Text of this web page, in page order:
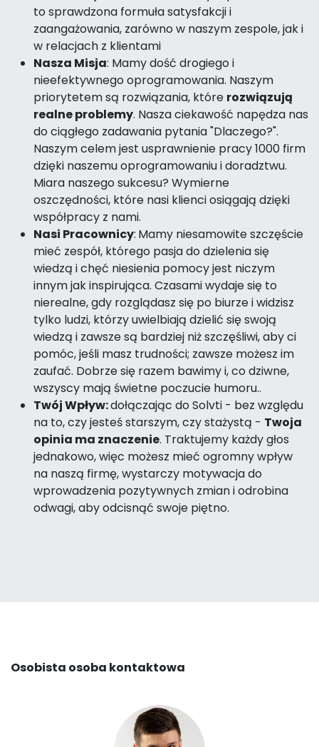
to sprawdzona formuła satysfakcji i
zaangażowania, zarówno w naszym zespole, jak i
w relacjach z klientami
Nasza Misja: Mamy dość drogiego i
nieefektywnego oprogramowania. Naszym
priorytetem są rozwiązania, które rozwiązują
realne problemy. Nasza ciekawość napędza nas
do ciągłego zadawania pytania "Dlaczego?".
Naszym celem jest usprawnienie pracy 1000 firm
dzięki naszemu oprogramowaniu i doradztwu.
Miara naszego sukcesu? Wymierne
oszczędności, które nasi klienci osiągają dzięki
współpracy z nami.
Nasi Pracownicy: Mamy niesamowite szczęście
mieć zespół, którego pasja do dzielenia się
wiedzą i chęć niesienia pomocy jest niczym
innym jak inspirująca. Czasami wydaje się to
nierealne, gdy rozglądasz się po biurze i widzisz
tylko ludzi, którzy uwielbiają dzielić się swoją
wiedzą i zawsze są bardziej niż szczęśliwi, aby ci
pomóc, jeśli masz trudności; zawsze możesz im
zaufać. Dobrze się razem bawimy i, co dziwne,
wszyscy mają świetne poczucie humoru..
Twój Wpływ:dołączając do Solvti - bez względu
na to, czy jesteś starszym, czy stażystą - Twoja
opinia ma znaczenie. Traktujemy każdy głos
jednakowo, więc możesz mieć ogromny wpływ
na naszą firmę, wystarczy motywacja do
wprowadzenia pozytywnych zmian i odrobina
odwagi, aby odcisnąć swoje piętno.
Osobista osoba kontaktowa